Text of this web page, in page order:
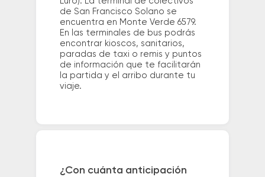
de San Francisco Solano se
encuentra en Monte Verde 6579.
En las terminales de bus podrás
encontrar kioscos, sanitarios,
paradas de taxi o remis y puntos
de información que te facilitarán
la partida y el arribo durante tu
viaje.
¿Con cuánta anticipación